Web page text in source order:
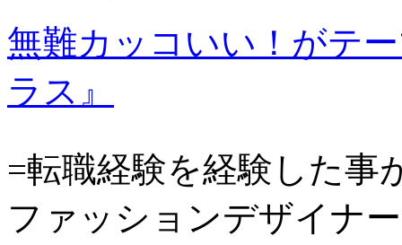
無難カッコいい！がテ
ラス』
=転職経験を経験した事
ファッションデザイナ